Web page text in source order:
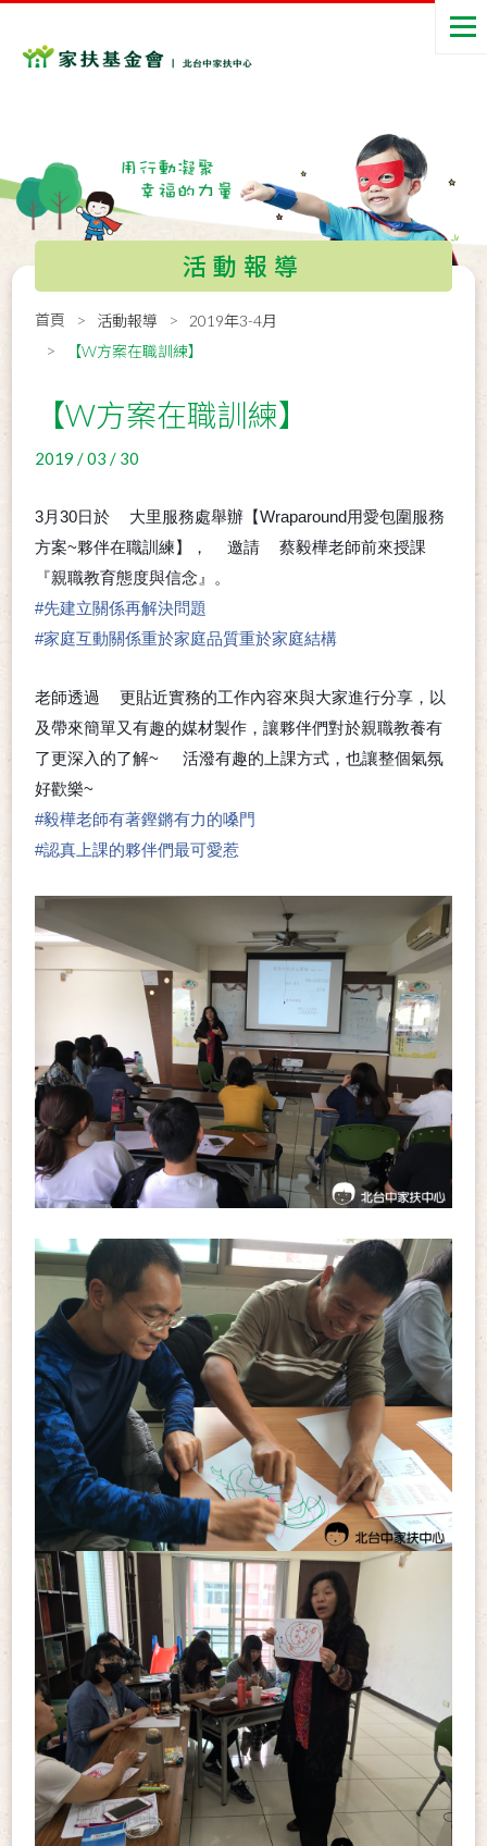
活動報導
首頁 活動報導
2019年3-4月
【W方案在職訓練】
【W方案在職訓練】
2019 / 03 / 30
3月30日於
大里服務處舉辦【Wraparound用愛包圍服務
方案~夥伴在職訓練】，
邀請 蔡毅樺老師前來授課
『親職教育態度與信念』。
#先建立關係再解決問題
#家庭互動關係重於家庭品質重於家庭結構
老師透過
更貼近實務的工作內容來與大家進行分享，以
及帶來簡單又有趣的媒材製作，讓夥伴們對於親職教養有
了更深入的了解~
活潑有趣的上課方式，也讓整個氣氛
好歡樂~
#毅樺老師有著鏗鏘有力的嗓門
#認真上課的夥伴們最可愛惹